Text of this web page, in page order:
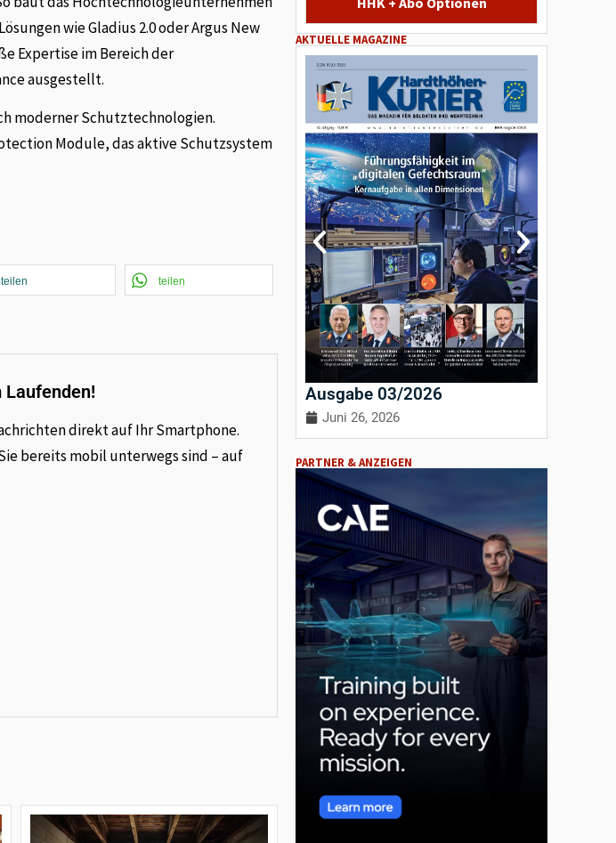
wie Gladius 2.0 oder Argus New
Expertise im Bereich der
ausgestellt.
moderner Schutztechnologien.
Module, das aktive Schutzsystem
teilen teilen
Laufenden!
direkt auf Ihr Smartphone.
bereits mobil unterwegs sind – auf
AKTUELLE MAGAZINE
Ausgabe 03/2026
Juni 26, 2026
PARTNER & ANZEIGEN